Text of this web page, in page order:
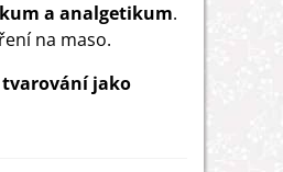
a analgetikum.
na maso.
jako